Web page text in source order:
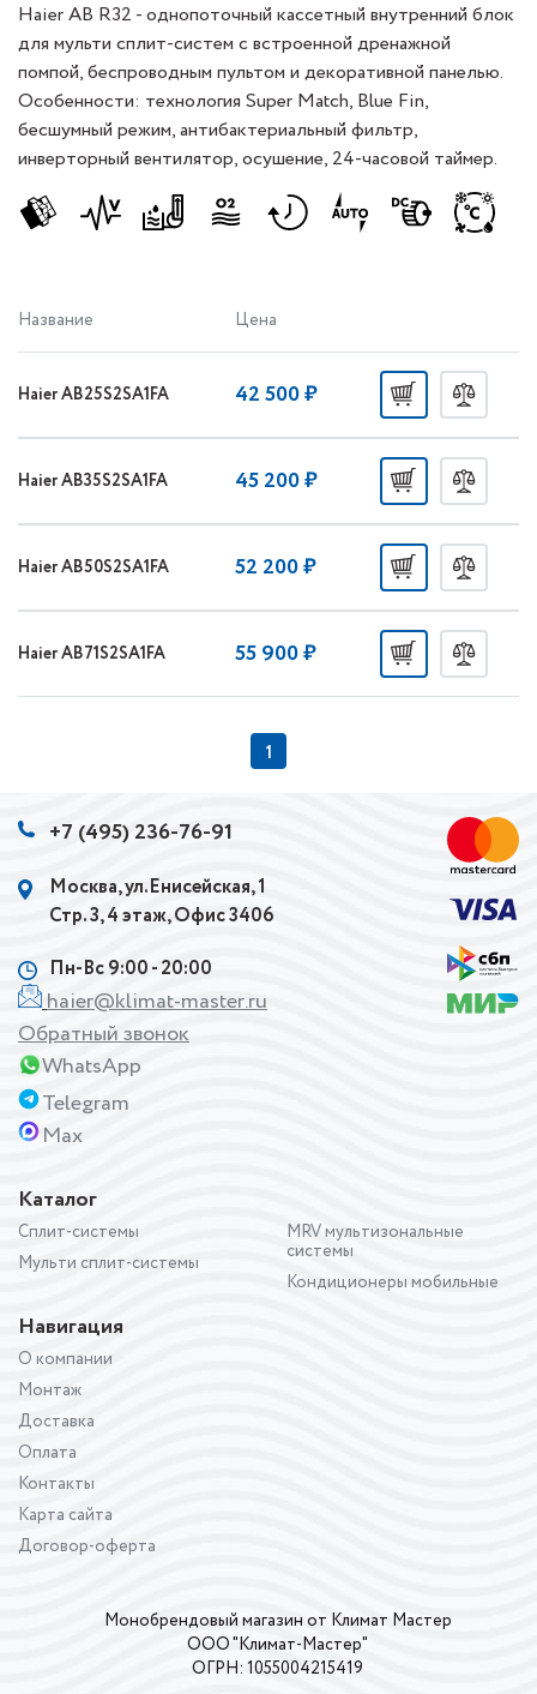
Haier AB R32 - однопоточный кассетный внутренний блок
для мульти сплит-систем с встроенной дренажной
помпой, беспроводным пультом и декоративной панелью.
Особенности: технология Super Match, Blue Fin,
бесшумный режим, антибактериальный фильтр,
инверторный вентилятор, осушение, 24-часовой таймер.
Название Цена
Haier AB25S2SA1FA 42 500 ₽
Haier AB35S2SA1FA 45 200 ₽
Haier AB50S2SA1FA 52 200 ₽
Haier AB71S2SA1FA 55 900 ₽
1
Каталог
Сплит-системы
Мульти сплит-системы
MRV мультизональные
системы
Кондиционеры мобильные
Навигация
О компании
Монтаж
Доставка
Оплата
Контакты
Карта сайта
Договор-оферта
+7 (495) 236-76-91
Москва, ул.Енисейская, 1
Стр. 3, 4 этаж, Офис 3406
Пн-Вс 9:00 - 20:00
haier@klimat-master.ru
Обратный звонок
WhatsApp
Telegram
Max
Монобрендовый магазин от Климат Мастер
ООО "Климат-Мастер"
ОГРН: 1055004215419